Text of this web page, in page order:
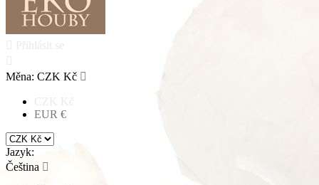
Přihlásit se
Měna: CZK Kč 
CZK Kč
EUR €
Jazyk:
Čeština 